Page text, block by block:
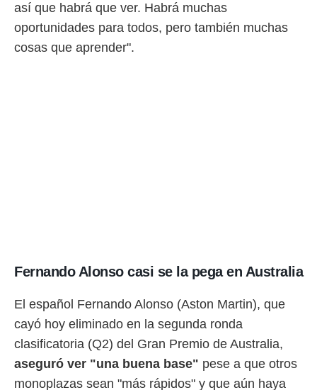
así que habrá que ver. Habrá muchas
oportunidades para todos, pero también muchas
cosas que aprender".
Fernando Alonso casi se la pega en Australia
El español Fernando Alonso (Aston Martin), que
cayó hoy eliminado en la segunda ronda
clasificatoria (Q2) del Gran Premio de Australia,
aseguró ver "una buena base" pese a que otros
monoplazas sean "más rápidos" y que aún haya